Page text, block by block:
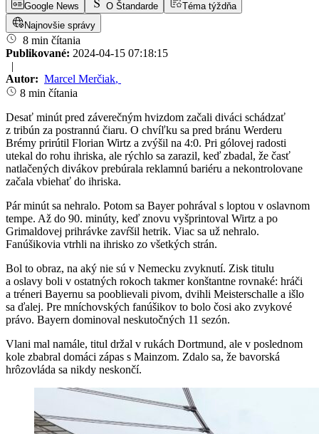
Google News O Štandarde
Téma týždňa
Najnovšie správy
8 min čítania
Publikované: 2024-04-15 07:18:15
|
Autor: Marcel Merčiak,
8 min čítania
Desať minút pred záverečným hvizdom začali diváci schádzať
z tribún za postrannú čiaru. O chvíľku sa pred bránu Werderu
Brémy prirútil Florian Wirtz a zvýšil na 4:0. Pri gólovej radosti
utekal do rohu ihriska, ale rýchlo sa zarazil, keď zbadal, že časť
natlačených divákov prebúrala reklamnú bariéru a nekontrolovane
začala vbiehať do ihriska.
Pár minút sa nehralo. Potom sa Bayer pohrával s loptou v oslavnom
tempe. Až do 90. minúty, keď znovu vyšprintoval Wirtz a po
Grimaldovej prihrávke zavŕšil hetrik. Viac sa už nehralo.
Fanúšikovia vtrhli na ihrisko zo všetkých strán.
Bol to obraz, na aký nie sú v Nemecku zvyknutí. Zisk titulu
a oslavy boli v ostatných rokoch takmer konštantne rovnaké: hráči
a tréneri Bayernu sa pooblievali pivom, dvihli Meisterschalle a išlo
sa ďalej. Pre mníchovských fanúšikov to bolo čosi ako zvykové
právo. Bayern dominoval neskutočných 11 sezón.
Vlani mal namále, titul držal v rukách Dortmund, ale v poslednom
kole zbabral domáci zápas s Mainzom. Zdalo sa, že bavorská
hrôzovláda sa nikdy neskončí.